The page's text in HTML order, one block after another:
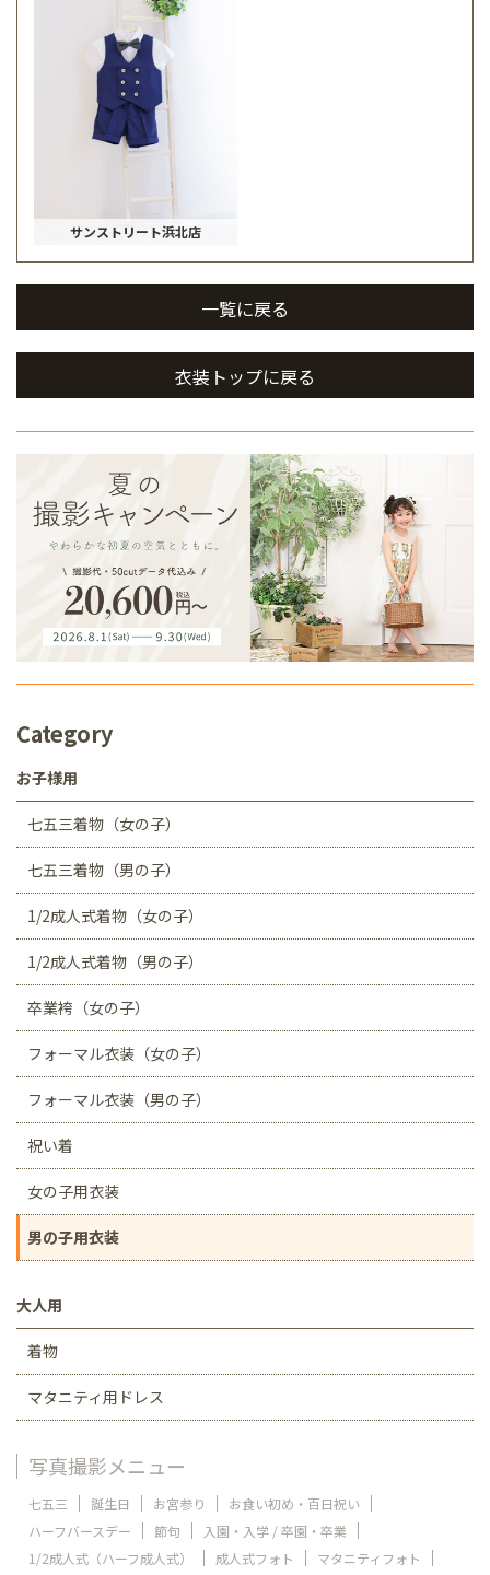
サンストリート浜北店
一覧に戻る
衣装トップに戻る
Category
お子様用
七五三着物（女の子）
七五三着物（男の子）
1/2成人式着物（女の子）
1/2成人式着物（男の子）
卒業袴（女の子）
フォーマル衣装（女の子）
フォーマル衣装（男の子）
祝い着
女の子用衣装
男の子用衣装
大人用
着物
マタニティ用ドレス
写真撮影メニュー
七五三 誕生日 お宮参り
お食い初め・百日祝い
ハーフバースデー
節句
入園・入学 / 卒園・卒業
1/2成人式（ハーフ成人式）
成人式フォト
マタニティフォト